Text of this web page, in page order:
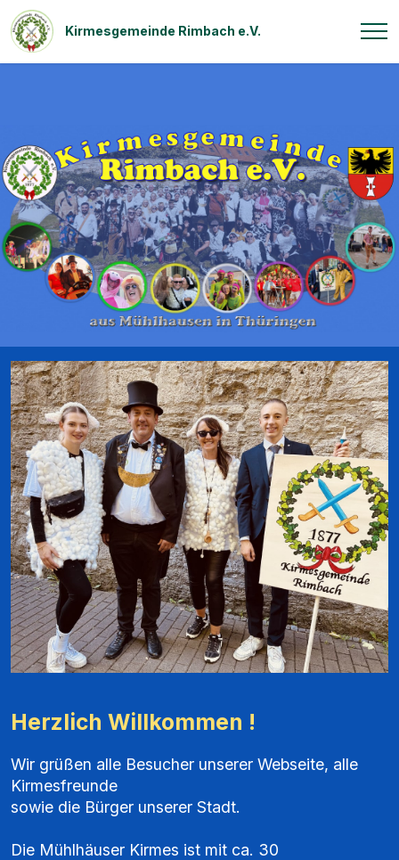
Kirmesgemeinde Rimbach e.V.
Herzlich Willkommen !
Wir grüßen alle Besucher unserer Webseite, alle
Kirmesfreunde
sowie die Bürger unserer Stadt.
Die Mühlhäuser Kirmes ist mit ca. 30